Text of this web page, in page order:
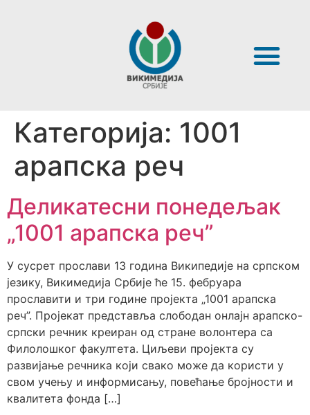
Категорија: 1001
арапска реч
Деликатесни понедељак
„1001 арапска реч”
У сусрет прослави 13 година Википедије на српском
језику, Викимедија Србије ће 15. фебруара
прославити и три године пројекта „1001 арапска
реч”. Пројекат представља слободан онлајн арапско-
српски речник креиран од стране волонтера са
Филолошког факултета. Циљеви пројекта су
развијање речника који свако може да користи у
свом учењу и информисању, повећање бројности и
квалитета фонда […]